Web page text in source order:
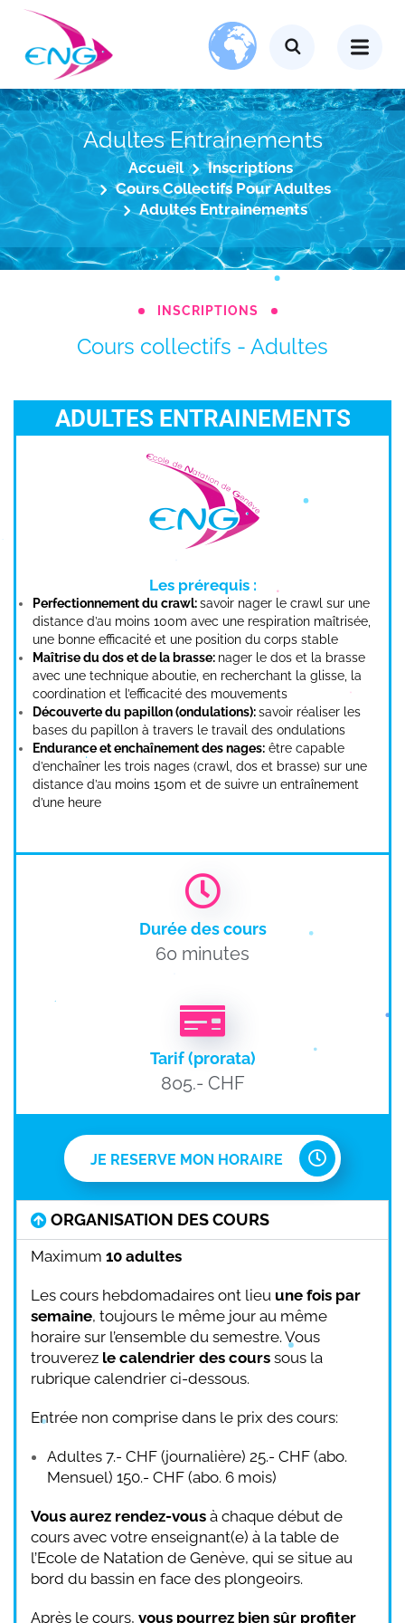
Adultes Entrainements
Accueil
Inscriptions
Cours Collectifs Pour Adultes
Adultes Entrainements
INSCRIPTIONS
Cours collectifs - Adultes
ADULTES ENTRAINEMENTS
Les prérequis :
Perfectionnement du crawl:savoir nager le crawl sur une
distance d’au moins 100m avec une respiration maîtrisée,
une bonne efficacité et une position du corps stable
Maîtrise du dos et de la brasse: nager le dos et la brasse
avec une technique aboutie, en recherchant la glisse, la
coordination et l’efficacité des mouvements
Découverte du papillon (ondulations):savoir réaliser les
bases du papillon à travers le travail des ondulations
Endurance et enchaînement des nages: être capable
d’enchaîner les trois nages (crawl, dos et brasse) sur une
distance d’au moins 150m et de suivre un entraînement
d’une heure
Durée des cours
60 minutes
Tarif (prorata)
805.- CHF
JE RESERVE MON HORAIRE
ORGANISATION DES COURS
Maximum 10 adultes
Les cours hebdomadaires ont lieu une fois par
semaine, toujours le même jour au même
horaire sur l’ensemble du semestre. Vous
trouverez le calendrier des cours sous la
rubrique calendrier ci-dessous.
Entrée non comprise dans le prix des cours:
Adultes 7.- CHF (journalière) 25.- CHF (abo.
Mensuel) 150.- CHF (abo. 6 mois)
Vous aurez rendez-vous à chaque début de
cours avec votre enseignant(e) à la table de
l’Ecole de Natation de Genève, qui se situe au
bord du bassin en face des plongeoirs.
Après le cours, vous pourrez bien sûr profiter